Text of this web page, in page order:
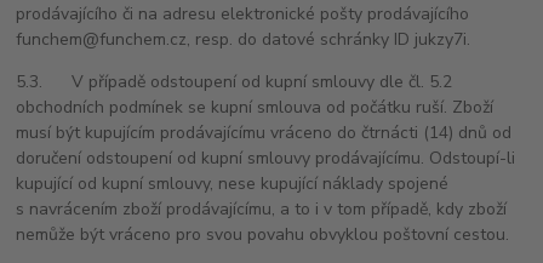
prodávajícího či na adresu elektronické pošty prodávajícího
funchem@funchem.cz, resp. do datové schránky ID jukzy7i.
5.3. V případě odstoupení od kupní smlouvy dle čl. 5.2
obchodních podmínek se kupní smlouva od počátku ruší. Zboží
musí být kupujícím prodávajícímu vráceno do čtrnácti (14) dnů od
doručení odstoupení od kupní smlouvy prodávajícímu. Odstoupí-li
kupující od kupní smlouvy, nese kupující náklady spojené
s navrácením zboží prodávajícímu, a to i v tom případě, kdy zboží
nemůže být vráceno pro svou povahu obvyklou poštovní cestou.